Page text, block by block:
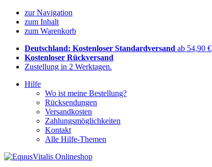
zur Navigation
zum Inhalt
zum Warenkorb
Deutschland: Kostenloser Standardversand ab 54,90 €
Kostenloser Rückversand
Zustellung in 2 Werktagen.
Hilfe
Wo ist meine Bestellung?
Rücksendungen
Versandkosten
Zahlungsmöglichkeiten
Kontakt
Alle Hilfe-Themen